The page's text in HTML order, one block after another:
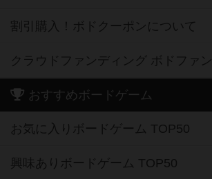
割引購入！ボドクーポンについて
クラウドファンディング ボドファン
おすすめボードゲーム
お気に入りボードゲーム TOP50
興味ありボードゲーム TOP50